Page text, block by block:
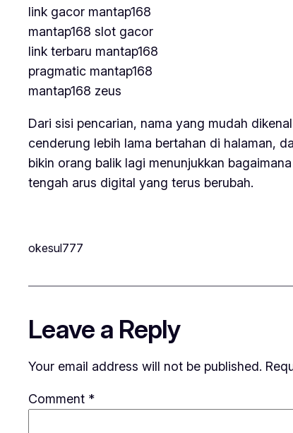
link gacor mantap168
mantap168 slot gacor
link terbaru mantap168
pragmatic mantap168
mantap168 zeus
Dari sisi pencarian, nama yang mudah
cenderung lebih lama bertahan di halaman,
bikin orang balik lagi menunjukkan
tengah arus digital yang terus berubah.
okesul777
Leave a Reply
Your email address will not be published.
Comment *